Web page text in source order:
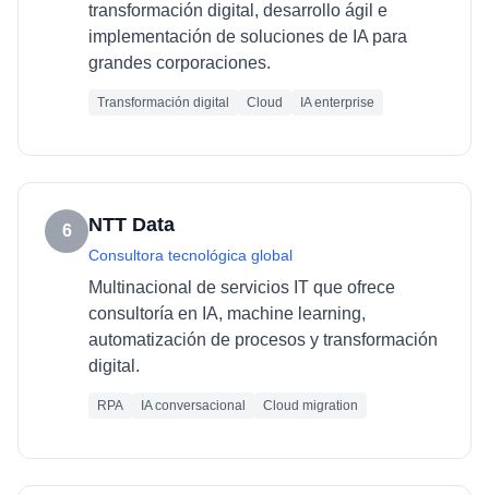
transformación digital, desarrollo ágil e
implementación de soluciones de IA para
grandes corporaciones.
Transformación digital Cloud IA enterprise
6 NTT Data
Consultora tecnológica global
Multinacional de servicios IT que ofrece
consultoría en IA, machine learning,
automatización de procesos y transformación
digital.
RPA IA conversacional Cloud migration